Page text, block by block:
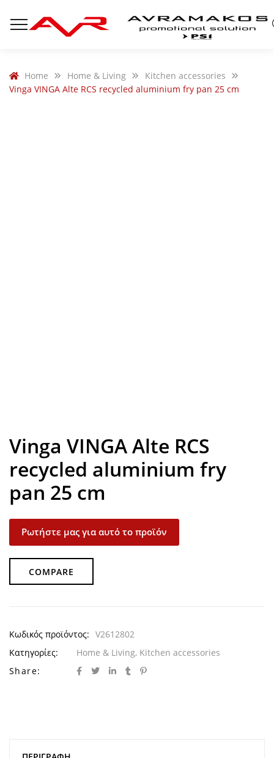
Home Home & Living
Kitchen accessories
Vinga VINGA Alte RCS recycled aluminium fry pan 25 cm
Vinga VINGA Alte RCS
recycled aluminium fry
pan 25 cm
Ρωτήστε μας για αυτό το προϊόν
COMPARE
Κωδικός προϊόντος: V2612802
Κατηγορίες:
Home & Living, Kitchen accessories
Share: